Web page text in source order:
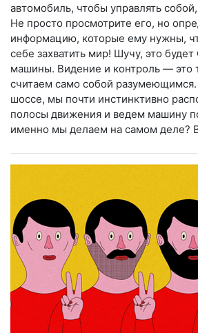
автомобиль, чтобы управлять
Не просто просмотрите его, но
информацию, которые ему нужны,
себе захватить мир! Шучу, это будет
машины. Видение и контроль — это
считаем само собой
шоссе, мы почти инстинктивно
полосы движения и ведем машину
именно мы делаем на самом деле?